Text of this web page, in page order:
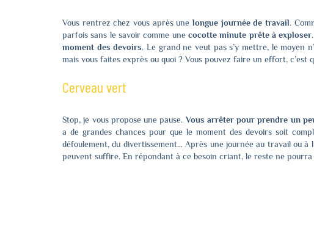
Vous rentrez chez vous après unelongue journée de travail.
parfois sans le savoir comme une cocotte minute prête à exploser
moment des devoirs. Le grand ne veut pas s’y mettre, le moyen
mais vous faites exprès ou quoi ? Vous pouvez faire un effort, c’est
Cerveau vert
Stop, je vous propose une pause.Vous arrêter pour prendre un
a de grandes chances pour que le moment des devoirs soit
défoulement, du divertissement… Après une journée au travail ou à
peuvent suffire. En répondant à ce besoin criant, le reste ne pourra